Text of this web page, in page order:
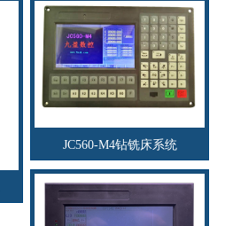
JC560-M4钻铣床系统